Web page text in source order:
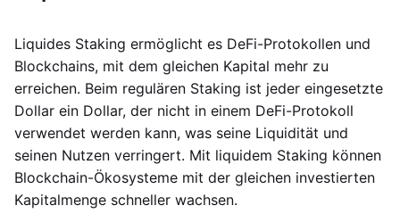
Liquides Staking ermöglicht es DeFi-Protokollen und
Blockchains, mit dem gleichen Kapital mehr zu
erreichen. Beim regulären Staking ist jeder eingesetzte
Dollar ein Dollar, der nicht in einem DeFi-Protokoll
verwendet werden kann, was seine Liquidität und
seinen Nutzen verringert. Mit liquidem Staking können
Blockchain-Ökosysteme mit der gleichen investierten
Kapitalmenge schneller wachsen.